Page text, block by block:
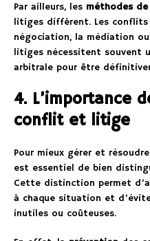
Par ailleurs, les méthodes
litiges diffèrent. Les conflits
négociation, la médiation
litiges nécessitent souvent
arbitrale pour être
4. L’importance
conflit et litige
Pour mieux gérer et
est essentiel de bien
Cette distinction permet
à chaque situation et
inutiles ou coûteuses.